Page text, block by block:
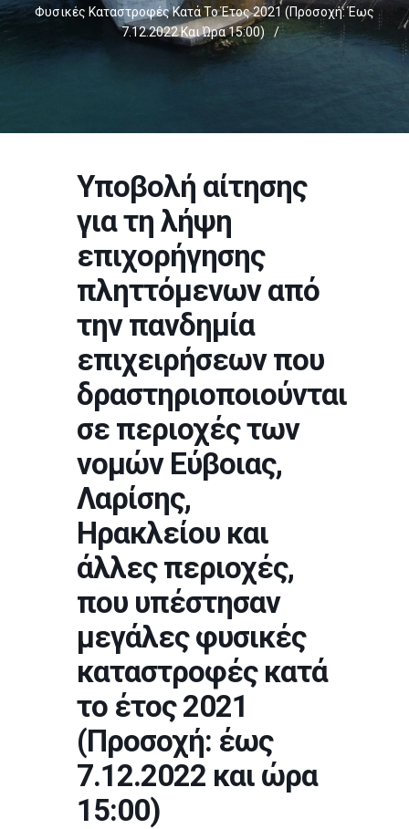
Φυσικές Καταστροφές Κατά Το Έτος 2021 (Προσοχή: Έως
7.12.2022 Και Ώρα 15:00)
/
Υποβολή αίτησης
για τη λήψη
επιχορήγησης
πληττόμενων από
την πανδημία
επιχειρήσεων που
δραστηριοποιούνται
σε περιοχές των
νομών Εύβοιας,
Λαρίσης,
Ηρακλείου και
άλλες περιοχές,
που υπέστησαν
μεγάλες φυσικές
καταστροφές κατά
το έτος 2021
(Προσοχή: έως
7.12.2022 και ώρα
15:00)